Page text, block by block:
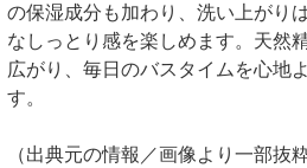
の保湿成分も加わり、洗い上がり
なしっとり感を楽しめます。天然
広がり、毎日のバスタイムを心地
す。
（出典元の情報／画像より一部抜粋